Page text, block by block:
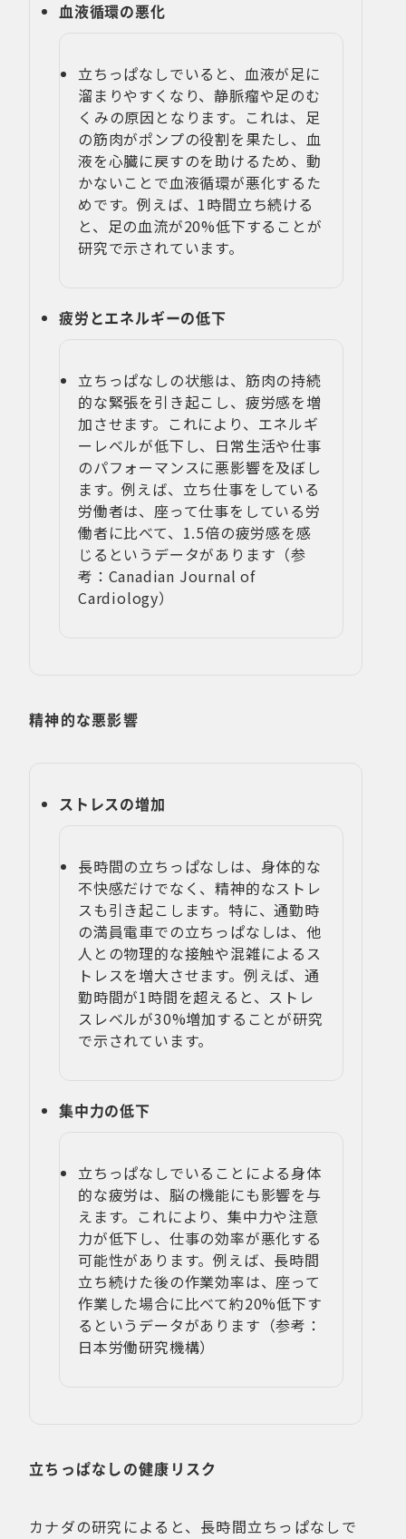
血液循環の悪化
立ちっぱなしでいると、血液が足に
溜まりやすくなり、静脈瘤や足のむ
くみの原因となります。これは、足
の筋肉がポンプの役割を果たし、血
液を心臓に戻すのを助けるため、動
かないことで血液循環が悪化するた
めです。例えば、1時間立ち続ける
と、足の血流が20%低下することが
研究で示されています。
疲労とエネルギーの低下
立ちっぱなしの状態は、筋肉の持続
的な緊張を引き起こし、疲労感を増
加させます。これにより、エネルギ
ーレベルが低下し、日常生活や仕事
のパフォーマンスに悪影響を及ぼし
ます。例えば、立ち仕事をしている
労働者は、座って仕事をしている労
働者に比べて、1.5倍の疲労感を感
じるというデータがあります（参
考：Canadian Journal of
Cardiology）
精神的な悪影響
ストレスの増加
長時間の立ちっぱなしは、身体的な
不快感だけでなく、精神的なストレ
スも引き起こします。特に、通勤時
の満員電車での立ちっぱなしは、他
人との物理的な接触や混雑によるス
トレスを増大させます。例えば、通
勤時間が1時間を超えると、ストレ
スレベルが30%増加することが研究
で示されています。
集中力の低下
立ちっぱなしでいることによる身体
的な疲労は、脳の機能にも影響を与
えます。これにより、集中力や注意
力が低下し、仕事の効率が悪化する
可能性があります。例えば、長時間
立ち続けた後の作業効率は、座って
作業した場合に比べて約20%低下す
るというデータがあります（参考：
日本労働研究機構）
立ちっぱなしの健康リスク
カナダの研究によると、長時間立ちっぱなしで